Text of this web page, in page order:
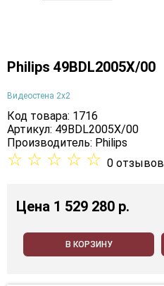
Philips 49BDL2005X/00
Видеостена 2x2
Код товара: 1716
Артикул: 49BDL2005X/00
Производитель: Philips
☆ ☆ ☆ ☆ ☆ 0 отзывов
Цена 1 529 280 p.
В КОРЗИНУ